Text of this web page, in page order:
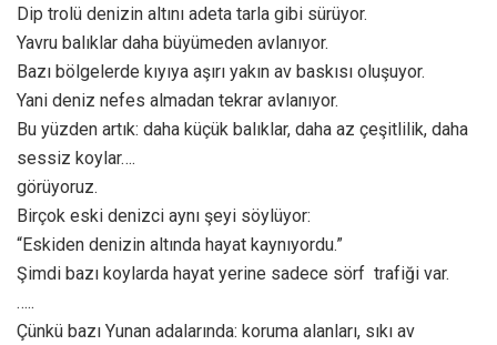
Dip trolü denizin altını adeta tarla gibi sürüyor.
Yavru balıklar daha büyümeden avlanıyor.
Bazı bölgelerde kıyıya aşırı yakın av baskısı oluşuyor.
Yani deniz nefes almadan tekrar avlanıyor.
Bu yüzden artık: daha küçük balıklar, daha az çeşitlilik, daha
sessiz koylar….
görüyoruz.
Birçok eski denizci aynı şeyi söylüyor:
“Eskiden denizin altında hayat kaynıyordu.”
Şimdi bazı koylarda hayat yerine sadece sörf trafiği var.
…..
Çünkü bazı Yunan adalarında: koruma alanları, sıkı av